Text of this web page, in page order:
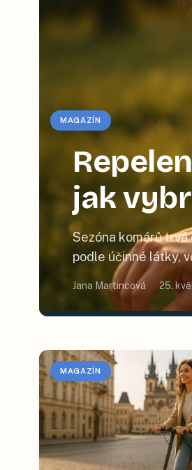
MAGAZÍN
jak
Sezóna komárů
podle účinné látky,
Jana Martincová 25.
MAGAZÍN